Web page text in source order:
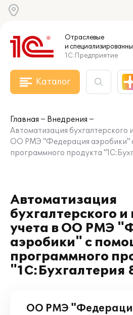
Отраслевые
и
1С:Предприятие
Каталог
Главная
Внедрения
Автоматизация бухгалтерского
ОО РМЭ "Федерация аэробики"
программного продукта
Автоматизация
бухгалтерского и
учета в ОО РМЭ
аэробики" с
программного
"1С:Бухгалтерия
ОО РМЭ